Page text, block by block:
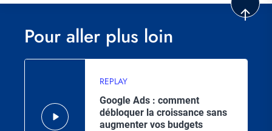
Pour aller plus loin
REPLAY
Google Ads : comment
débloquer la croissance sans
augmenter vos budgets